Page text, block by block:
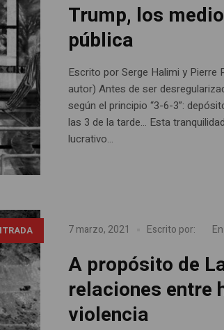
Trump, los
pública
Escrito por Serge Halimi y Pierre
autor) Antes de ser
según el principio “3-6-3”:
las 3 de la tarde… Esta
lucrativo...
7 marzo, 2021 Escrito por: En
A propósito de
relaciones
violencia